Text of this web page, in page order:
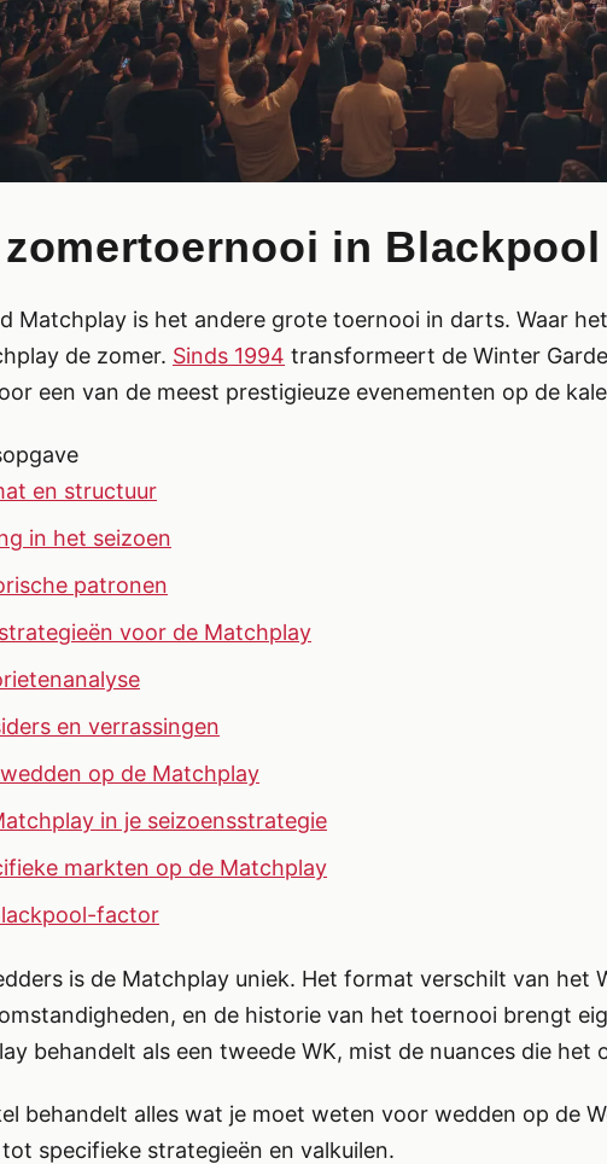
zomertoernooi in Blackpool
Matchplay is het andere grote toernooi in darts. Waar
de zomer. Sinds 1994 transformeert de Winter
een van de meest prestigieuze evenementen op de
en structuur
in het seizoen
patronen
voor de Matchplay
en verrassingen
op de Matchplay
in je seizoensstrategie
markten op de Matchplay
factor
is de Matchplay uniek. Het format verschilt van het
en de historie van het toernooi brengt
behandelt als een tweede WK, mist de nuances die het
behandelt alles wat je moet weten voor wedden op de
specifieke strategieën en valkuilen.